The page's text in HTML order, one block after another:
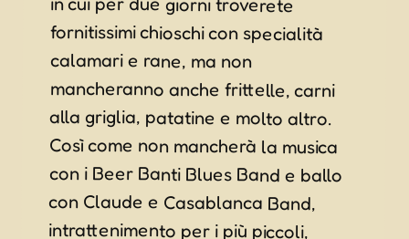
calamari e rane, ma non
alla griglia, patatine e molto altro.
Così come non mancherà la musica
con i Beer Banti Blues Band e ballo
con Claude e Casablanca Band,
intrattenimento per i più piccoli,
mostre d’arte, giochi gonfiabili e